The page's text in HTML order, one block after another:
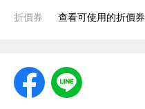
折價券 查看可使用的折價券